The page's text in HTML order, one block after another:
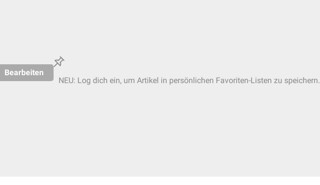
Bearbeiten
NEU: Log dich ein, um Artikel in persönlichen Favoriten-Listen zu speichern.